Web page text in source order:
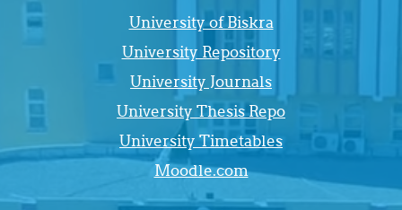
University of Biskra
University Repository
University Journals
University Thesis Repo
University Timetables
Moodle.com